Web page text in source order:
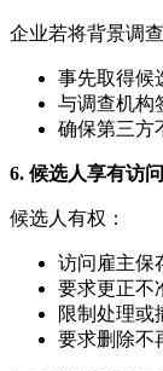
企业若将背景调
事先取得候
与调查机构
确保第三方
6. 候选人享有访
候选人有权：
访问雇主保
要求更正不
限制处理或
要求删除不